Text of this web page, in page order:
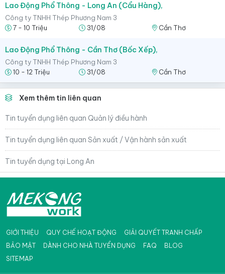
Lao Động Phổ Thông - Long An (Cẩu Hàng),
Công ty TNHH Thép Phương Nam 3
7 - 10 Triệu
31/08 Cần Thơ
Lao Động Phổ Thông - Cần Thơ (Bốc Xếp),
Công ty TNHH Thép Phương Nam 3
10 - 12 Triệu
31/08 Cần Thơ
Xem thêm tin liên quan
Tin tuyển dụng liên quan Quản lý điều hành
Tin tuyển dụng liên quan Sản xuất / Vận hành sản xuất
Tin tuyển dụng tại Long An
GIỚI THIỆU QUY CHẾ HOẠT ĐỘNG
GIẢI QUYẾT TRANH CHẤP
BẢO MẬT
DÀNH CHO NHÀ TUYỂN DỤNG FAQ
BLOG
SITEMAP